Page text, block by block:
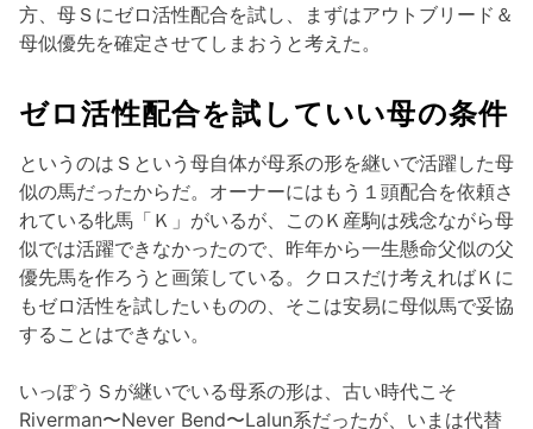
方、母Ｓにゼロ活性配合を試し、まずはアウトブリード＆
母似優先を確定させてしまおうと考えた。
ゼロ活性配合を試していい母の条件
というのはＳという母自体が母系の形を継いで活躍した母
似の馬だったからだ。オーナーにはもう１頭配合を依頼さ
れている牝馬「Ｋ」がいるが、このＫ産駒は残念ながら母
似では活躍できなかったので、昨年から一生懸命父似の父
優先馬を作ろうと画策している。クロスだけ考えればＫに
もゼロ活性を試したいものの、そこは安易に母似馬で妥協
することはできない。
いっぽうＳが継いでいる母系の形は、古い時代こそ
Riverman〜Never Bend〜Lalun系だったが、いまは代替